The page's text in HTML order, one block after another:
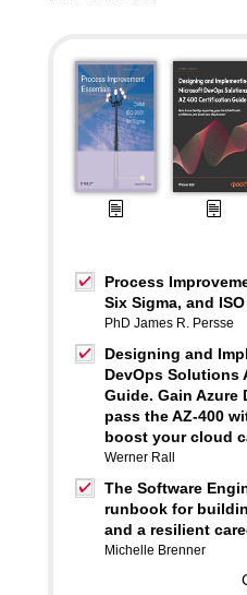
Process
Six Sigma, and
PhD James R. Persse
Designing and
DevOps Solutions
Guide. Gain Azure
pass the AZ-400
boost your cloud
Werner Rall
The Software
runbook for
and a resilient
Michelle Brenner